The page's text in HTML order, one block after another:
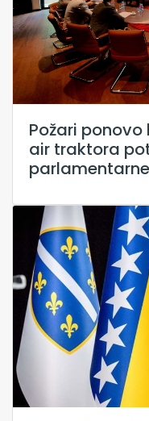
Požari
air traktora